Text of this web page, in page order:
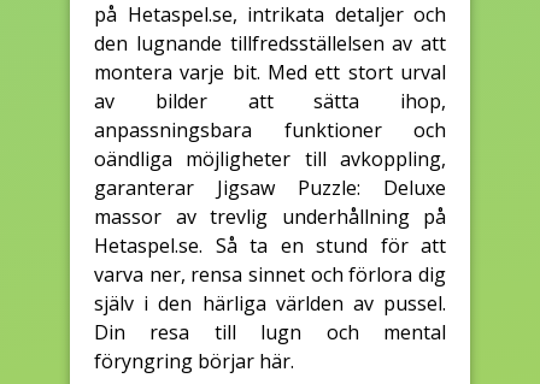
på Hetaspel.se, intrikata detaljer och
den lugnande tillfredsställelsen av att
montera varje bit. Med ett stort urval
av bilder att sätta ihop,
anpassningsbara funktioner och
oändliga möjligheter till avkoppling,
garanterar Jigsaw Puzzle: Deluxe
massor av trevlig underhållning på
Hetaspel.se. Så ta en stund för att
varva ner, rensa sinnet och förlora dig
själv i den härliga världen av pussel.
Din resa till lugn och mental
föryngring börjar här.